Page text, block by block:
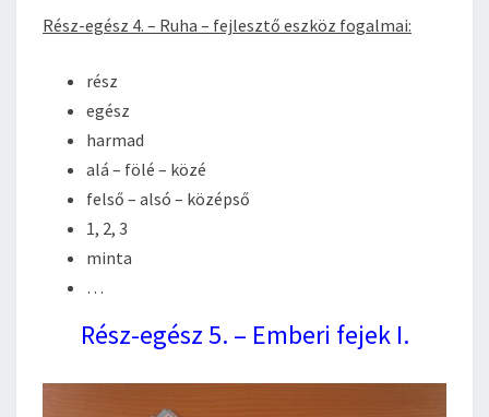
Rész-egész 4. – Ruha – fejlesztő eszköz fogalmai:
rész
egész
harmad
alá – fölé – közé
felső – alsó – középső
1, 2, 3
minta
…
Rész-egész 5. – Emberi fejek I.